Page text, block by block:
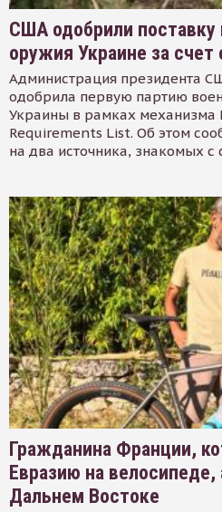
США одобрили поставку
оружия Украине за счет
Администрация президента
одобрила первую партию
Украины в рамках механизма
Requirements List. Об этом
на два источника, знакомых с
Гражданина Франции,
Евразию на велосипеде,
Дальнем Востоке